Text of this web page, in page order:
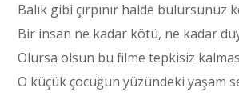
Balık gibi çırpınır halde bulursunuz
Bir insan ne kadar kötü, ne kadar
Olursa olsun bu filme tepkisiz
O küçük çocuğun yüzündeki yaşam